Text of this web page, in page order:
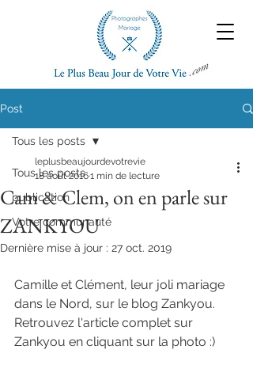
Post
Tous les posts
publication
Votre communauté
Tous les posts
Cam & Clem, on en parle sur
ZANKYOU
leplusbeaujourdevotrevie
18 août 20161 min de lecture
Dernière mise à jour : 27 oct. 2019
Camille et Clément, leur joli mariage
dans le Nord, sur le blog Zankyou.
Retrouvez l'article complet sur
Zankyou en cliquant sur la photo :)